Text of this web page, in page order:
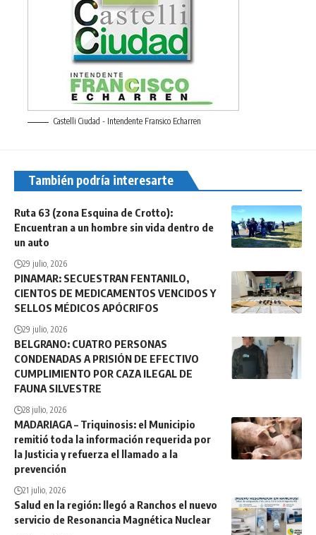
Castelli Ciudad - Intendente Fransico Echarren
También podría interesarte
Ruta 63 (zona Esquina de Crotto):
Encuentran a un hombre sin vida dentro de
un auto
29 julio, 2026
PINAMAR: SECUESTRAN FENTANILO,
CIENTOS DE MEDICAMENTOS VENCIDOS Y
SELLOS MÉDICOS APÓCRIFOS
29 julio, 2026
BELGRANO: CUATRO PERSONAS
CONDENADAS A PRISIÓN DE EFECTIVO
CUMPLIMIENTO POR CAZA ILEGAL DE
FAUNA SILVESTRE
28 julio, 2026
MADARIAGA – Triquinosis: el Municipio
remitió toda la información requerida por
la Justicia y refuerza el llamado a la
prevención
21 julio, 2026
Salud en la región: llegó a Ranchos el nuevo
servicio de Resonancia Magnética Nuclear